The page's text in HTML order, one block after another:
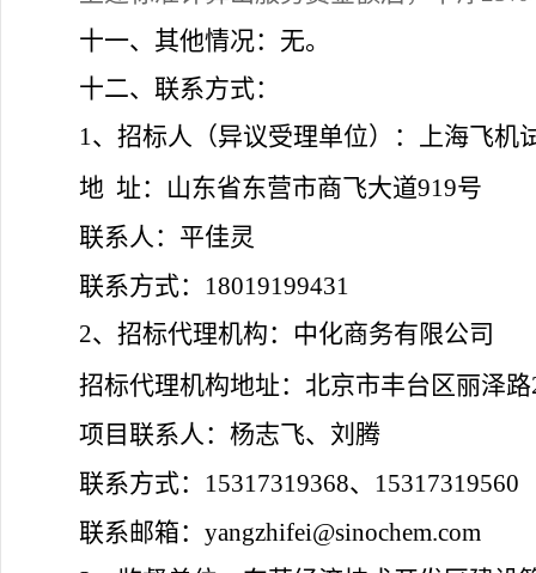
十一、其他情况： 无。
十二、联系方式：
1、招标人（异议受理单位）：上海飞机
地 址：山东省东营市商飞大道919号
联系人：平佳灵
联系方式：18019199431
2、招标代理机构：中化商务有限公司
招标代理机构地址：北京市丰台区丽泽
项目联系人：杨志飞、刘腾
联系方式：15317319368、15317319560
联系邮箱： yangzhifei@sinochem.com